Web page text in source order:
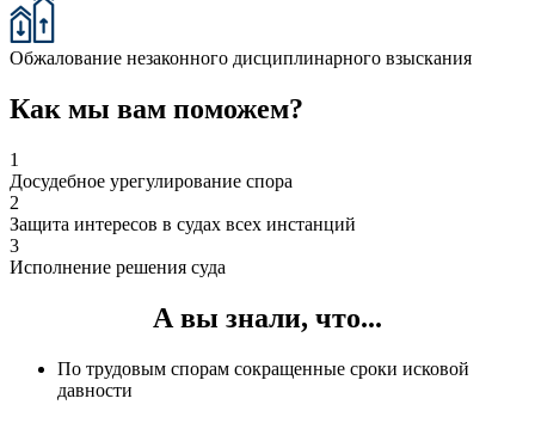
Обжалование незаконного дисциплинарного взыскания
Как мы вам поможем?
1
Досудебное урегулирование спора
2
Защита интересов в судах всех инстанций
3
Исполнение решения суда
А вы знали, что...
По трудовым спорам сокращенные сроки исковой
давности